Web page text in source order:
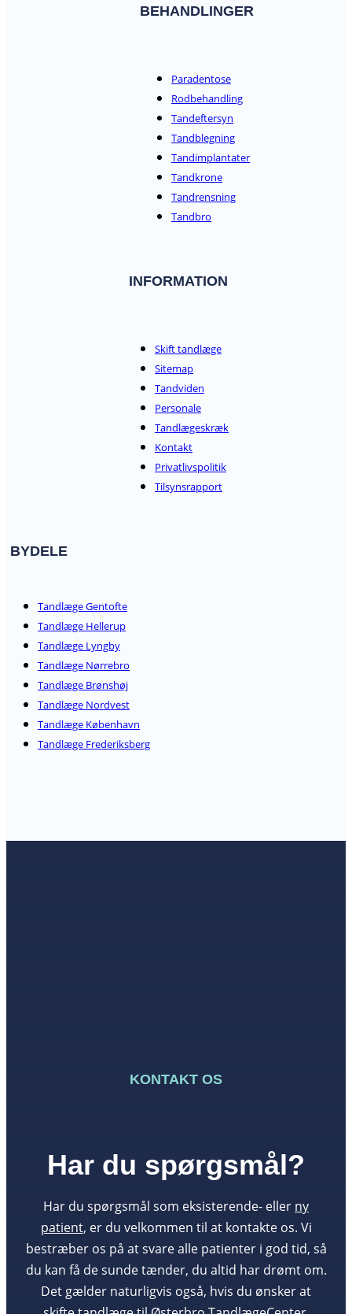
BEHANDLINGER
Paradentose
Rodbehandling
Tandeftersyn
Tandblegning
Tandimplantater
Tandkrone
Tandrensning
Tandbro
INFORMATION
Skift tandlæge
Sitemap
Tandviden
Personale
Tandlægeskræk
Kontakt
Privatlivspolitik
Tilsynsrapport
BYDELE
Tandlæge Gentofte
Tandlæge Hellerup
Tandlæge Lyngby
Tandlæge Nørrebro
Tandlæge Brønshøj
Tandlæge Nordvest
Tandlæge København
Tandlæge Frederiksberg
KONTAKT OS
Har du spørgsmål?
Har du spørgsmål som eksisterende- eller ny
patient, er du velkommen til at kontakte os. Vi
bestræber os på at svare alle patienter i god tid, så
du kan få de sunde tænder, du altid har drømt om.
Det gælder naturligvis også, hvis du ønsker at